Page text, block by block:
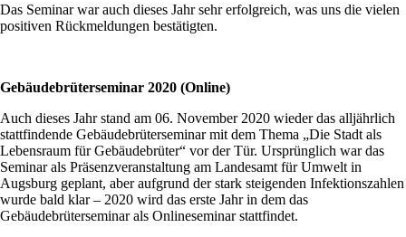
Das Seminar war auch dieses Jahr sehr erfolgreich, was uns die vielen
positiven Rückmeldungen bestätigten.
Gebäudebrüterseminar 2020 (Online)
Auch dieses Jahr stand am 06. November 2020 wieder das alljährlich
stattfindende Gebäudebrüterseminar mit dem Thema „Die Stadt als
Lebensraum für Gebäudebrüter“ vor der Tür. Ursprünglich war das
Seminar als Präsenzveranstaltung am Landesamt für Umwelt in
Augsburg geplant, aber aufgrund der stark steigenden Infektionszahlen
wurde bald klar – 2020 wird das erste Jahr in dem das
Gebäudebrüterseminar als Onlineseminar stattfindet.